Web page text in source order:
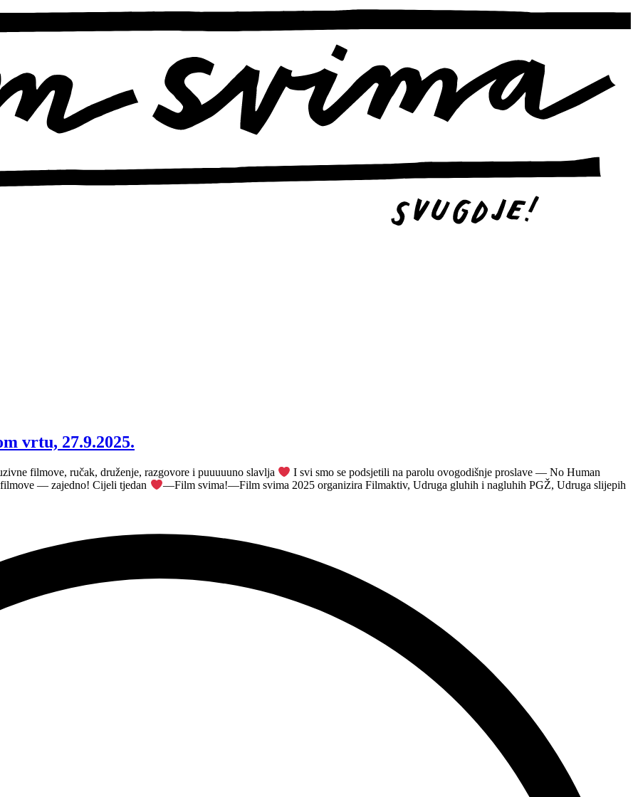
vrtu, 27.9.2025.
filmove, ručak, druženje, razgovore i puuuuuno slavlja
I svi smo se podsjetili na parolu ovogodišnje proslave — No Human
— zajedno! Cijeli tjedan
—Film svima!—Film svima 2025 organizira Filmaktiv, Udruga gluhih i nagluhih PGŽ, Udruga slijepih